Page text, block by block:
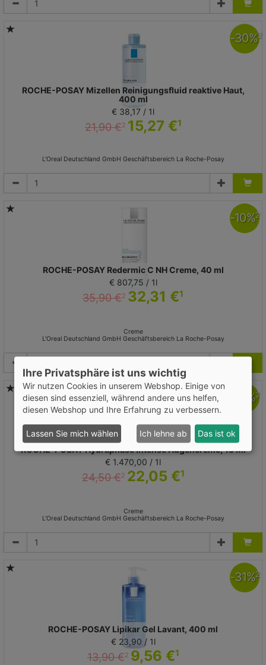
ROCHE-POSAY Mizellen Reinigungsfluid reaktive Haut,
400 ml
€ 38,17 / 1l
21,90 €2 15,27 €1
L'Oreal Deutschland GmbH Geschäftsbereich La Roche-Posay
-30%2
ROCHE-POSAY Redermic C NH Creme, 40 ml
€ 807,75 / 1l
35,90 €2 32,31 €1
Creme
L'Oreal Deutschland GmbH Geschäftsbereich La Roche-Posay
-10%2
ROCHE-POSAY Hydraphase Intense Augencreme, 15 ml
€ 1.470,00 / 1l
24,50 €2 22,05 €1
Creme
L'Oreal Deutschland GmbH Geschäftsbereich La Roche-Posay
%2
ROCHE-POSAY Lipikar Gel Lavant, 400 ml
€ 23,90 / 1l
13,90 €2 9,56 €1
-31%2
Ihre Privatsphäre ist uns wichtig
Wir nutzen Cookies in unserem Webshop. Einige von
diesen sind essenziell, während andere uns helfen,
diesen Webshop und Ihre Erfahrung zu verbessern.
Lassen Sie mich wählen Ich lehne ab Das ist ok